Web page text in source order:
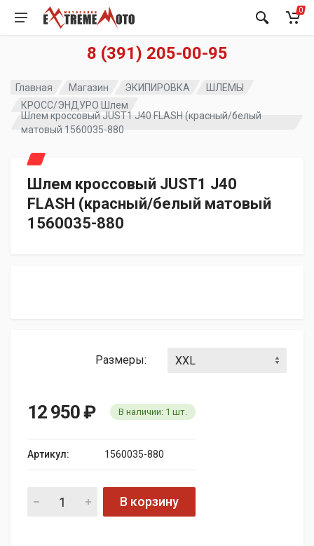
0
8 (391) 205-00-95
Главная Магазин ЭКИПИРОВКА
ШЛЕМЫ
КРОСС/ЭНДУРО Шлем
Шлем кроссовый JUST1 J40 FLASH (красный/белый
матовый 1560035-880
Шлем кроссовый JUST1 J40
FLASH (красный/белый матовый
1560035-880
Размеры:
12 950₽ В наличии: 1 шт.
Артикул: 1560035-880
В корзину